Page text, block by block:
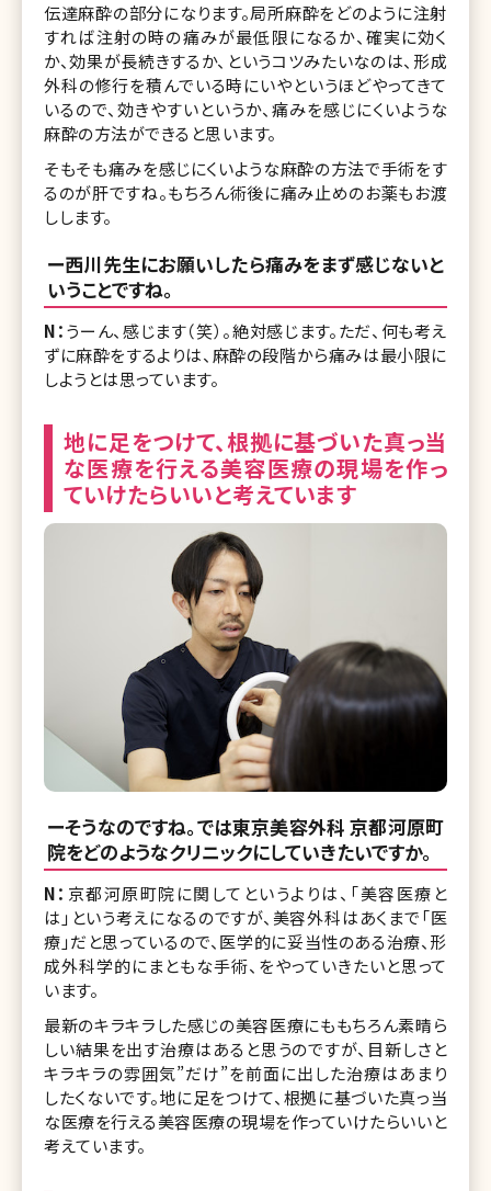
伝達麻酔の部分になります。局所麻酔をどのように注射
すれば注射の時の痛みが最低限になるか、確実に効く
か、効果が長続きするか、というコツみたいなのは、形成
外科の修行を積んでいる時にいやというほどやってきて
いるので、効きやすいというか、痛みを感じにくいような
麻酔の方法ができると思います。
そもそも痛みを感じにくいような麻酔の方法で手術をす
るのが肝ですね。もちろん術後に痛み止めのお薬もお渡
しします。
ー西川先生にお願いしたら痛みをまず感じないと
いうことですね。
N：うーん、感じます（笑）。絶対感じます。ただ、何も考え
ずに麻酔をするよりは、麻酔の段階から痛みは最小限に
しようとは思っています。
地に足をつけて、根拠に基づいた真っ当
な医療を行える美容医療の現場を作っ
ていけたらいいと考えています
ーそうなのですね。では東京美容外科 京都河原町
院をどのようなクリニックにしていきたいですか。
N： 京都河原町院に関してというよりは、「美容医療と
は」という考えになるのですが、美容外科はあくまで「医
療」だと思っているので、医学的に妥当性のある治療、形
成外科学的にまともな手術、をやっていきたいと思って
います。
最新のキラキラした感じの美容医療にももちろん素晴ら
しい結果を出す治療はあると思うのですが、目新しさと
キラキラの雰囲気”だけ”を前面に出した治療はあまり
したくないです。地に足をつけて、根拠に基づいた真っ当
な医療を行える美容医療の現場を作っていけたらいいと
考えています。